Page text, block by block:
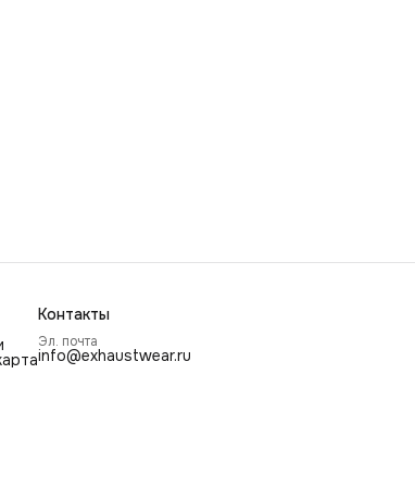
Контакты
Эл. почта
info@exhaustwear.ru